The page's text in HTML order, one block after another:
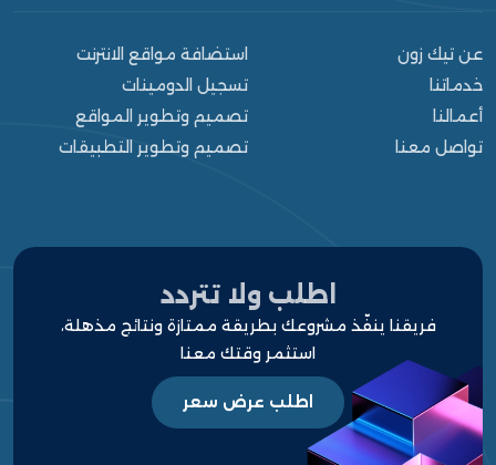
أعمالنا
مشاريعنا
قالوا عنا
عن تيك زون
خدماتنا
أعمالنا
تواصل معنا
استضافة مواقع الانترنت
تسجيل الدومينات
تصميم وتطوير المواقع
تصميم وتطوير التطبيقات
اطلب ولا تتردد
فريقنا ينفّذ مشروعك بطريقة ممتازة ونتائج مذهلة،
استثمر وقتك معنا
اطلب عرض سعر